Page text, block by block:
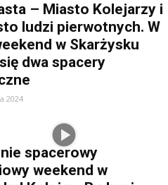
– Miasto Kolejarzy i
ludzi pierwotnych. W
w Skarżysku
dwa spacery
2024
spacerowy
weekend w